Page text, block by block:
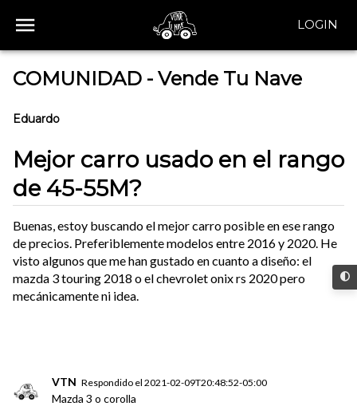
LOGIN
COMUNIDAD - Vende Tu Nave
Eduardo
Mejor carro usado en el rango
de 45-55M?
Buenas, estoy buscando el mejor carro posible en ese rango
de precios. Preferiblemente modelos entre 2016 y 2020. He
visto algunos que me han gustado en cuanto a diseño: el
mazda 3 touring 2018 o el chevrolet onix rs 2020 pero
mecánicamente ni idea.
VTN Respondido el2021-02-09T20:48:52-05:00
Mazda 3 o corolla